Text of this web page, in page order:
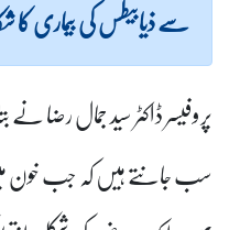
سے ذیابیطس کی بیماری
پروفیسر ڈاکٹر سید جمال رضا
سب جانتے ہیں کہ جب خون